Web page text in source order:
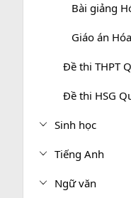
Bài giảng
Giáo án
Sinh học
Tiếng Anh
Ngữ văn